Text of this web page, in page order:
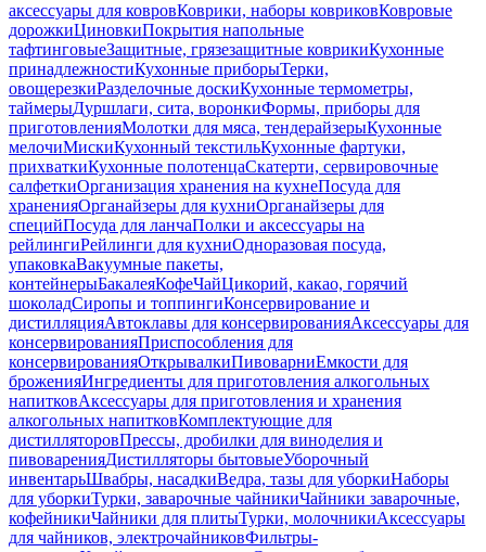
аксессуары для ковровКоврики, наборы ковриковКовровые
дорожкиЦиновкиПокрытия напольные
тафтинговыеЗащитные, грязезащитные коврикиКухонные
принадлежностиКухонные приборыТерки,
овощерезкиРазделочные доскиКухонные термометры,
таймерыДуршлаги, сита, воронкиФормы, приборы для
приготовленияМолотки для мяса, тендерайзерыКухонные
мелочиМискиКухонный текстильКухонные фартуки,
прихваткиКухонные полотенцаСкатерти, сервировочные
салфеткиОрганизация хранения на кухнеПосуда для
храненияОрганайзеры для кухниОрганайзеры для
специйПосуда для ланчаПолки и аксессуары на
рейлингиРейлинги для кухниОдноразовая посуда,
упаковкаВакуумные пакеты,
контейнерыБакалеяКофеЧайЦикорий, какао, горячий
шоколадСиропы и топпингиКонсервирование и
дистилляцияАвтоклавы для консервированияАксессуары для
консервированияПриспособления для
консервированияОткрывалкиПивоварниЕмкости для
броженияИнгредиенты для приготовления алкогольных
напитковАксессуары для приготовления и хранения
алкогольных напитковКомплектующие для
дистилляторовПрессы, дробилки для виноделия и
пивоваренияДистилляторы бытовыеУборочный
инвентарьШвабры, насадкиВедра, тазы для уборкиНаборы
для уборкиТурки, заварочные чайникиЧайники заварочные,
кофейникиЧайники для плитыТурки, молочникиАксессуары
для чайников, электрочайниковФильтры-